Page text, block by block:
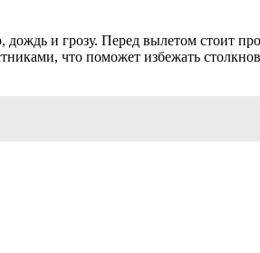
и грозу. Перед вылетом стоит
что поможет избежать